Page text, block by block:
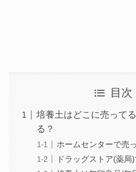
目次
培養土はどこに売って
る？
ホームセンターで売
ドラッグストア(薬局